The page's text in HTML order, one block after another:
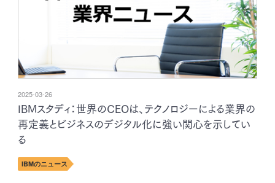
2025-03-26
IBMスタディ：世界のCEOは、テクノロジーによる業界の
再定義とビジネスのデジタル化に強い関心を示してい
る
IBMのニュース